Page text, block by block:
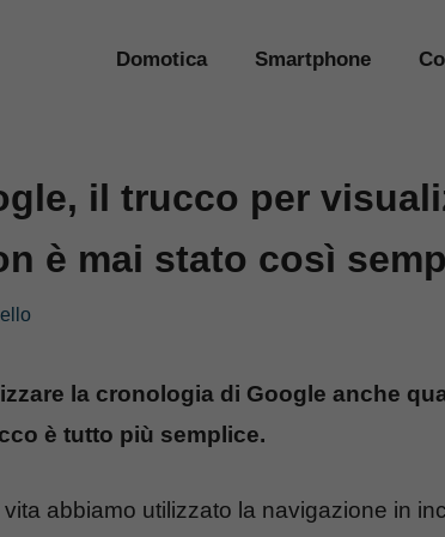
Domotica Smartphone
il trucco per
è mai stato così
la cronologia di Google anche
è tutto più semplice.
abbiamo utilizzato la navigazione in